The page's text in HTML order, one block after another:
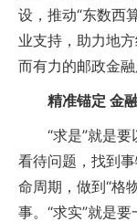
设，推动“东数西
业支持，助力地
而有力的邮政金融
精准锚定 金
“求是”就是要
看待问题，找到
命周期，做到“格
事。“求实”就是